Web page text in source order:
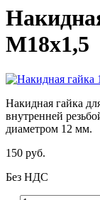
M18x1,5
Накидная гайка
внутренней
диаметром 12 мм.
150 руб.
Без НДС